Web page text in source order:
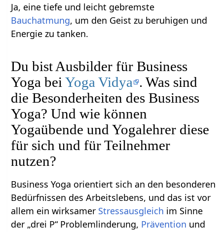
Ja, eine tiefe und leicht gebremste
Bauchatmung, um den Geist zu beruhigen und
Energie zu tanken.
Du bist Ausbilder für Business
Yoga beiYoga Vidya . Was sind
die Besonderheiten des Business
Yoga? Und wie können
Yogaübende und Yogalehrer diese
für sich und für Teilnehmer
nutzen?
Business Yoga orientiert sich an den besonderen
Bedürfnissen des Arbeitslebens, und das ist vor
allem ein wirksamer Stressausgleich im Sinne
der „drei P“ Problemlinderung, Prävention und